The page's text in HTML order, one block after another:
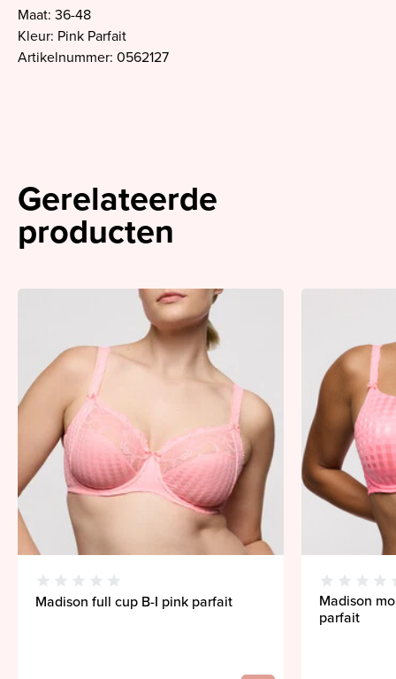
Maat: 36-48
Kleur: Pink Parfait
Artikelnummer: 0562127
Gerelateerde
producten
Madison full cup B-I pink parfait
Madison
parfait